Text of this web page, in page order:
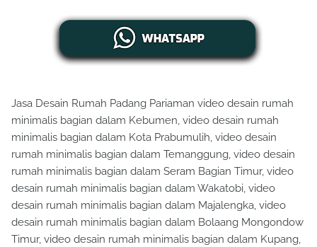
Jasa Desain Rumah Padang Pariaman video desain rumah
minimalis bagian dalam Kebumen, video desain rumah
minimalis bagian dalam Kota Prabumulih, video desain
rumah minimalis bagian dalam Temanggung, video desain
rumah minimalis bagian dalam Seram Bagian Timur, video
desain rumah minimalis bagian dalam Wakatobi, video
desain rumah minimalis bagian dalam Majalengka, video
desain rumah minimalis bagian dalam Bolaang Mongondow
Timur, video desain rumah minimalis bagian dalam Kupang,